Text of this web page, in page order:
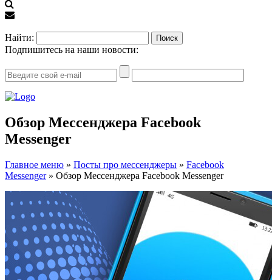
Найти:
Подпишитесь на наши новости:
Обзор Мессенджера Facebook
Messenger
Главное меню » Посты про мессенджеры » Facebook
Messenger» Обзор Мессенджера Facebook Messenger